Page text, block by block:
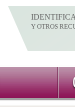
Y OTROS